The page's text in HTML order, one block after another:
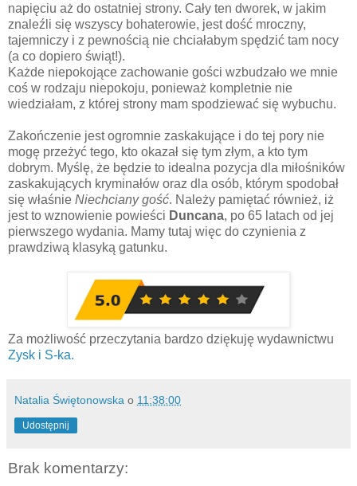
napięciu aż do ostatniej strony. Cały ten dworek, w jakim
znaleźli się wszyscy bohaterowie, jest dość mroczny,
tajemniczy i z pewnością nie chciałabym spędzić tam nocy
(a co dopiero świąt!).
Każde niepokojące zachowanie gości wzbudzało we mnie
coś w rodzaju niepokoju, ponieważ kompletnie nie
wiedziałam, z której strony mam spodziewać się wybuchu.
Zakończenie jest ogromnie zaskakujące i do tej pory nie
mogę przeżyć tego, kto okazał się tym złym, a kto tym
dobrym. Myślę, że będzie to idealna pozycja dla miłośników
zaskakujących kryminałów oraz dla osób, którym spodobał
się właśnie Niechciany gość. Należy pamiętać również, iż
jest to wznowienie powieści Duncana, po 65 latach od jej
pierwszego wydania. Mamy tutaj więc do czynienia z
prawdziwą klasyką gatunku.
Za możliwość przeczytania bardzo dziękuję wydawnictwu
Zysk i S-ka.
Natalia Świętonowska o 11:38:00
Udostępnij
Brak komentarzy: